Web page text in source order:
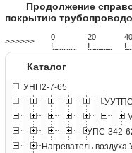
Продолжение
покрытию
>>>>>> 0
!...................
20
!...................
40
!......
Каталог
УНП2-7-65
УПС-342-
Нагреватель